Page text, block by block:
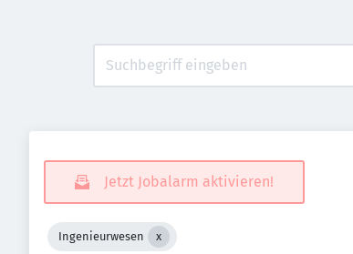
Jetzt Jobalarm aktivieren!
Ingenieurwesen